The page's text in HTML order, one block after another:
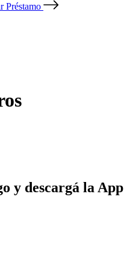
Préstamo
y descargá la App